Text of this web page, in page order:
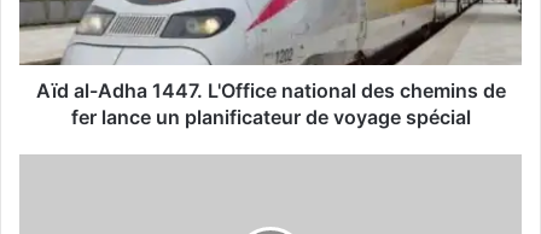
chemins
de
ferAïd al-Adha 1447. L'Office national des chemins de
fer lance un planificateur de voyage spécial